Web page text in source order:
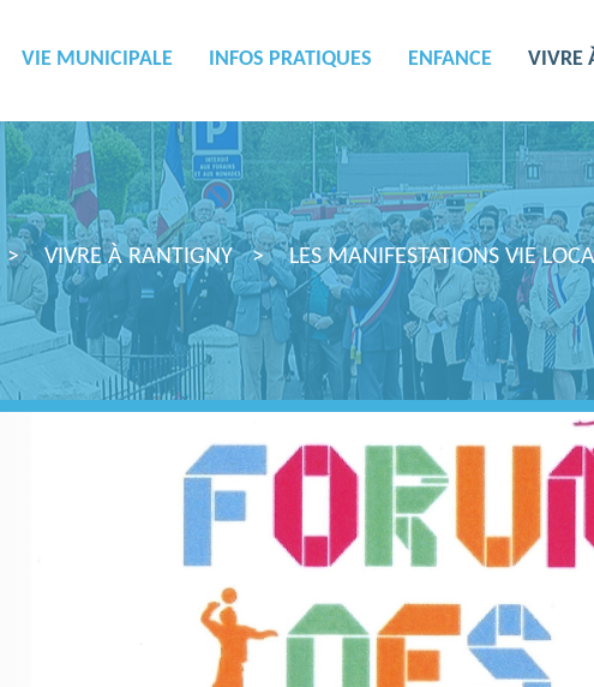
VIE MUNICIPALE INFOS PRATIQUES ENFANCE VIVRE
VIVRE À RANTIGNY LES MANIFESTATIONS VIE